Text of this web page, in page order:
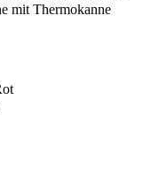
mit Thermokanne